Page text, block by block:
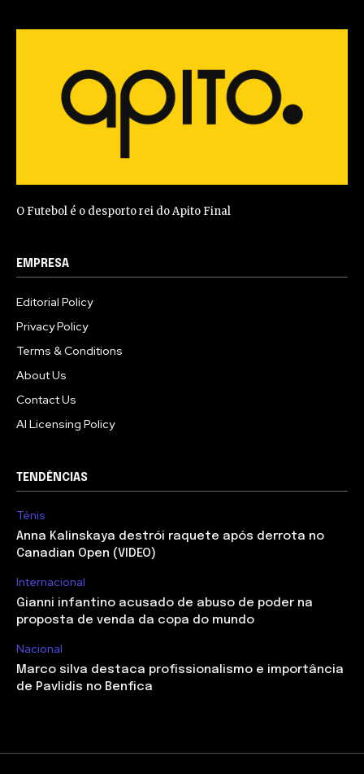
O Futebol é o desporto rei do Apito Final
EMPRESA
Editorial Policy
Privacy Policy
Terms & Conditions
About Us
Contact Us
AI Licensing Policy
TENDÊNCIAS
Ténis
Anna Kalinskaya destrói raquete após derrota no
Canadian Open (VIDEO)
Internacional
Gianni infantino acusado de abuso de poder na
proposta de venda da copa do mundo
Nacional
Marco silva destaca profissionalismo e importância
de Pavlidis no Benfica